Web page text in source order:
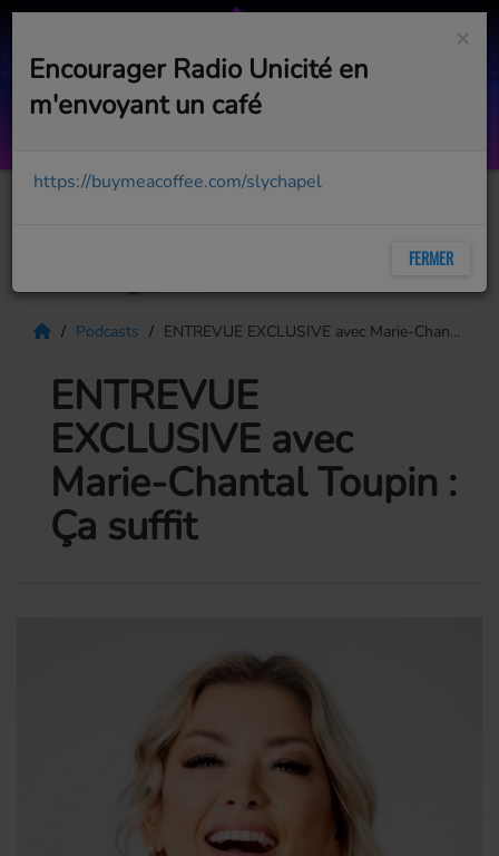
Physical
Podcasts ENTREVUE EXCLUSIVE avec Marie-Chantal Toupin : Ça suffit
ENTREVUE
EXCLUSIVE avec
Marie-Chantal Toupin :
Ça suffit
×
Encourager Radio Unicité en
m'envoyant un café
https://buymeacoffee.com/slychapel
FERMER